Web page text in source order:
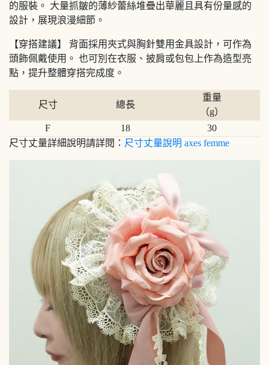
的服裝。 大量抓皺的薄紗蕾絲堆疊出華麗且具有份量感的
設計，展現浪漫細節。
【穿搭建議】 背面採用夾式與胸針雙用金具設計，可作為
頭飾佩戴使用。 也可別在衣服、披肩或包包上作為造型亮
點，提升整體穿搭完成度。
尺寸 總長
重量
（g）
F
18
30
尺寸丈量詳細說明請詳閱： 尺寸丈量說明 axes femme